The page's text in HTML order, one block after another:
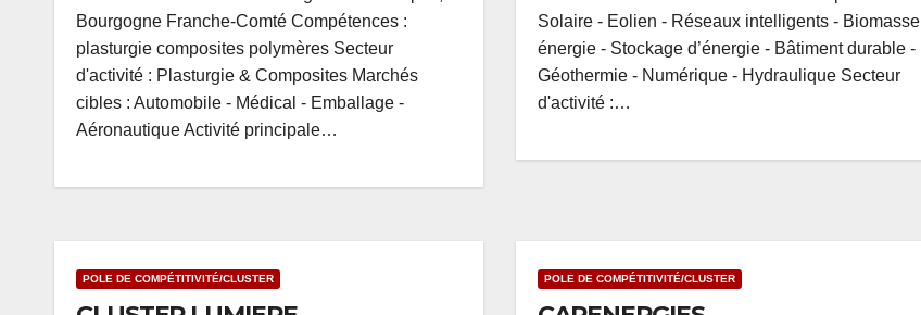
Bourgogne Franche-Comté Compétences :
plasturgie composites polymères Secteur
d'activité : Plasturgie & Composites Marchés
cibles : Automobile - Médical - Emballage -
Aéronautique Activité principale…
Solaire - Eolien - Réseaux intelligents - Biomasse
énergie - Stockage d’énergie - Bâtiment durable -
Géothermie - Numérique - Hydraulique Secteur
d'activité :…
POLE DE COMPÉTITIVITÉ/CLUSTER POLE DE COMPÉTITIVITÉ/CLUSTER